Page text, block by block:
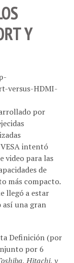
Y
por
intentó
video para las
de
más compacto.
llegó a estar
una gran
Definición (por
por 6
Hitachi, y